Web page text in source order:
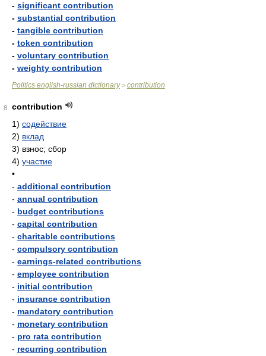
- significant contribution
- substantial contribution
- tangible contribution
- token contribution
- voluntary contribution
- weighty contribution
Politics english-russian dictionary> contribution
8
contribution
1) содействие
2) вклад
3) взнос; сбор
4) участие
•
- additional contribution
- annual contribution
- budget contributions
- capital contribution
- charitable contributions
- compulsory contribution
- earnings-related contributions
- employee contribution
- initial contribution
- insurance contribution
- mandatory contribution
- monetary contribution
- pro rata contribution
- recurring contribution